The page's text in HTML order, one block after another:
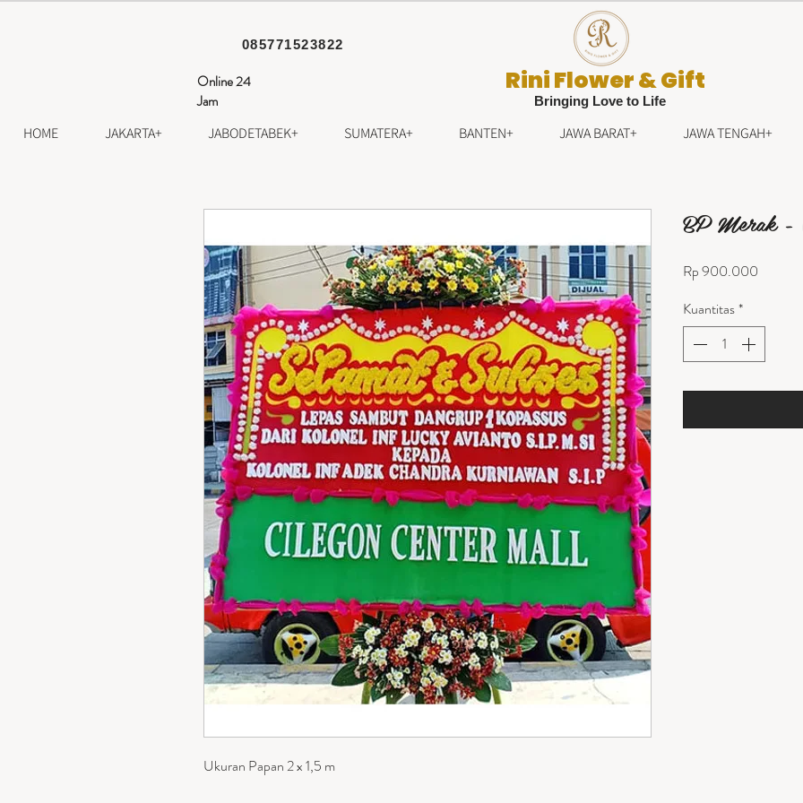
085771523822
Online 24
Jam
Rini Flower & Gift
Bringing Love to Life
HOME JAKARTA+ JABODETABEK+ SUMATERA+ BANTEN+ JAWA BARAT+ JAWA TENGAH+
Ukuran Papan 2 x 1,5 m
BP Merak -
Rp 900.000
Kuantitas*